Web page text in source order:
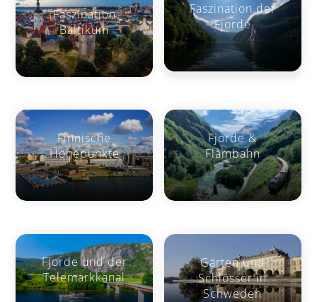
Faszination
Baltikum
Faszination der
Fjorde
Finnische
Höhepunkte
Fjorde &
Flåmbahn
Fjorde und der
Telemarkkanal
Gärten und
Schlösser in
Schweden